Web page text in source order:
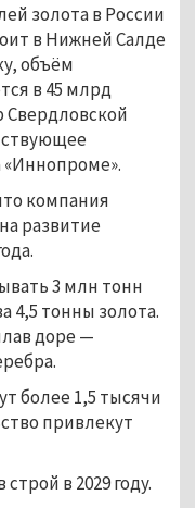
золота в России
в Нижней Салде
объём
в 45 млрд
Свердловской
компания
развитие
3 млн тонн
4,5 тонны золота.
доре —
более 1,5 тысячи
привлекут
в 2029 году.